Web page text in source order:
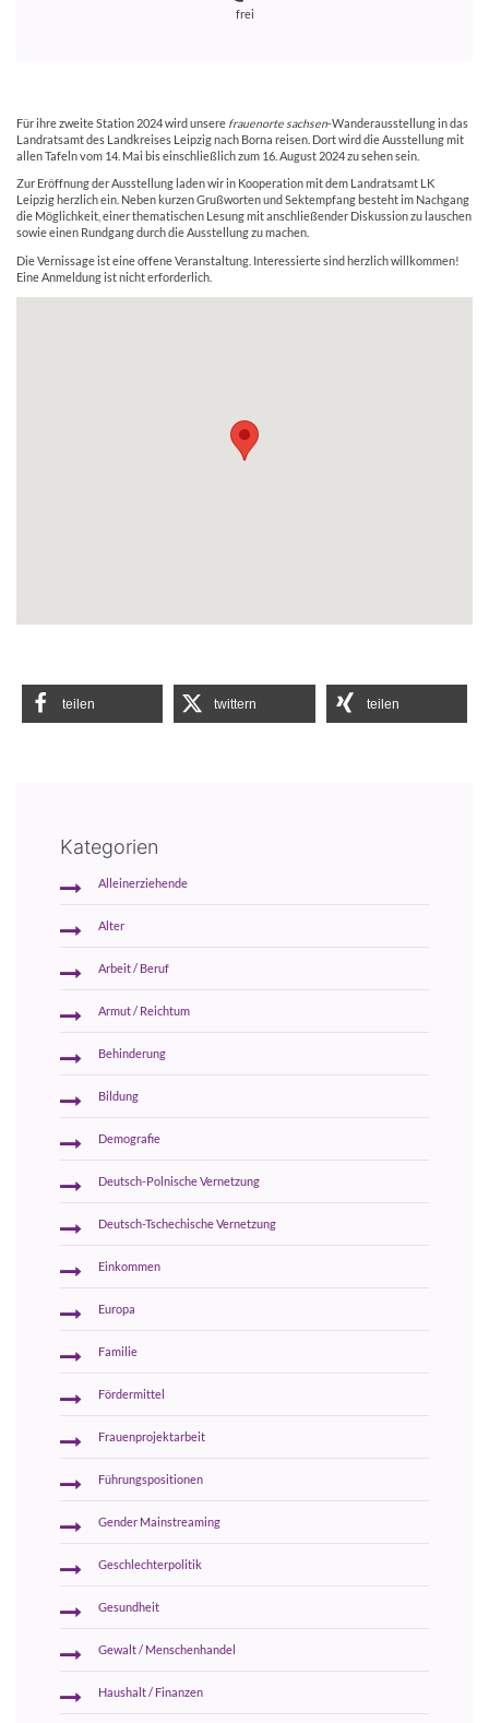
frei
Für ihre zweite Station 2024 wird unsere frauenorte sachsen-Wanderausstellung in das
Landratsamt des Landkreises Leipzig nach Borna reisen. Dort wird die Ausstellung mit
allen Tafeln vom 14. Mai bis einschließlich zum 16. August 2024 zu sehen sein.
Zur Eröffnung der Ausstellung laden wir in Kooperation mit dem Landratsamt LK
Leipzig herzlich ein. Neben kurzen Grußworten und Sektempfang besteht im Nachgang
die Möglichkeit, einer thematischen Lesung mit anschließender Diskussion zu lauschen
sowie einen Rundgang durch die Ausstellung zu machen.
Die Vernissage ist eine offene Veranstaltung. Interessierte sind herzlich willkommen!
Eine Anmeldung ist nicht erforderlich.
teilen twittern teilen
Kategorien
Alleinerziehende
Alter
Arbeit / Beruf
Armut / Reichtum
Behinderung
Bildung
Demografie
Deutsch-Polnische Vernetzung
Deutsch-Tschechische Vernetzung
Einkommen
Europa
Familie
Fördermittel
Frauenprojektarbeit
Führungspositionen
Gender Mainstreaming
Geschlechterpolitik
Gesundheit
Gewalt / Menschenhandel
Haushalt / Finanzen